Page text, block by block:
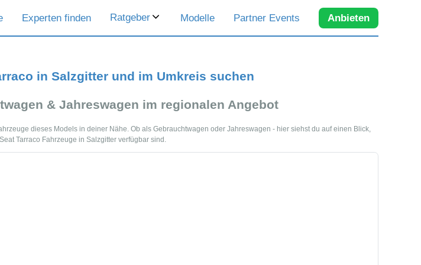
Experten finden Ratgeber Modelle Partner Events Anbieten
in Salzgitter und im Umkreis suchen
& Jahreswagen im regionalen Angebot
dieses Models in deiner Nähe. Ob als Gebrauchtwagen oder Jahreswagen - hier siehst du auf einen Blick,
Tarraco Fahrzeuge in Salzgitter verfügbar sind.